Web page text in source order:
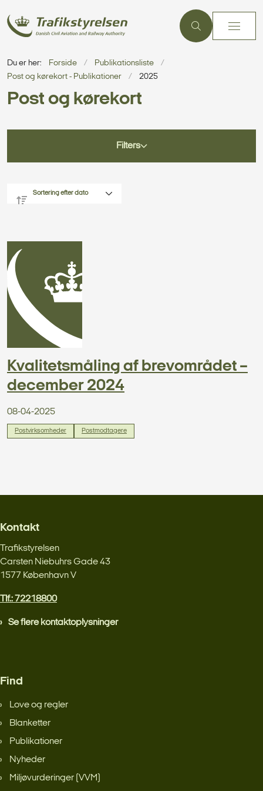
Du er her: Forside
Publikationsliste
Post og kørekort - Publikationer
2025
Post og kørekort
Filters
Kvalitetsmåling af brevområdet –
december 2024
08-04-2025
Postvirksomheder Postmodtagere
Kontakt
Trafikstyrelsen
Carsten Niebuhrs Gade 43
1577 København V
Tlf.: 72218800
Se flere kontaktoplysninger
Find
Love og regler
Blanketter
Publikationer
Nyheder
Miljøvurderinger (VVM)